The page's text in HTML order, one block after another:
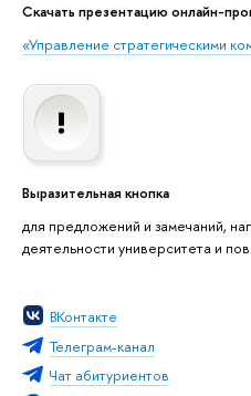
Скачать презентацию онлайн-
«Управление стратегическими
Выразительная кнопка
для предложений и замечаний,
деятельности университета и
ВКонтакте
Телеграм-канал
Чат абитуриентов